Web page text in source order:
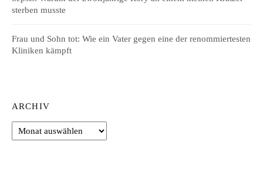
sterben musste
Frau und Sohn tot: Wie ein Vater gegen eine der renommiertesten
Kliniken kämpft
ARCHIV
Archiv